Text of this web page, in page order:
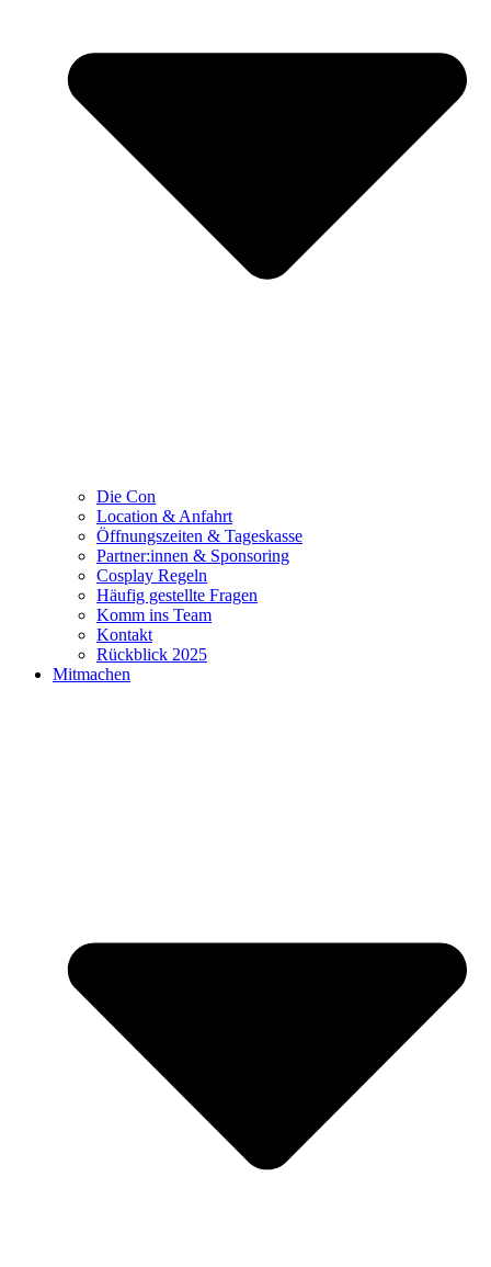
Die Con
Location & Anfahrt
Öffnungszeiten & Tageskasse
Partner:innen & Sponsoring
Cosplay Regeln
Häufig gestellte Fragen
Komm ins Team
Kontakt
Rückblick 2025
Mitmachen